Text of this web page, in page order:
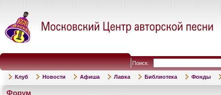
Поиск:
Клуб Новости Афиша Лавка Библиотека Фонды
Форум